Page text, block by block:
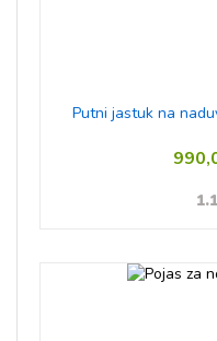
Putni jastuk na